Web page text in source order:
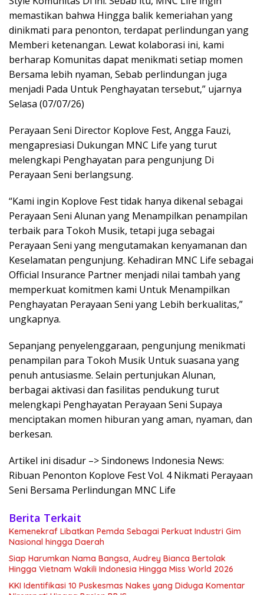
memastikan bahwa Hingga balik kemeriahan yang
dinikmati para penonton, terdapat perlindungan yang
Memberi ketenangan. Lewat kolaborasi ini, kami
berharap Komunitas dapat menikmati setiap momen
Bersama lebih nyaman, Sebab perlindungan juga
menjadi Pada Untuk Penghayatan tersebut,” ujarnya
Selasa (07/07/26)
Perayaan Seni Director Koplove Fest, Angga Fauzi,
mengapresiasi Dukungan MNC Life yang turut
melengkapi Penghayatan para pengunjung Di
Perayaan Seni berlangsung.
“Kami ingin Koplove Fest tidak hanya dikenal sebagai
Perayaan Seni Alunan yang Menampilkan penampilan
terbaik para Tokoh Musik, tetapi juga sebagai
Perayaan Seni yang mengutamakan kenyamanan dan
Keselamatan pengunjung. Kehadiran MNC Life sebagai
Official Insurance Partner menjadi nilai tambah yang
memperkuat komitmen kami Untuk Menampilkan
Penghayatan Perayaan Seni yang Lebih berkualitas,”
ungkapnya.
Sepanjang penyelenggaraan, pengunjung menikmati
penampilan para Tokoh Musik Untuk suasana yang
penuh antusiasme. Selain pertunjukan Alunan,
berbagai aktivasi dan fasilitas pendukung turut
melengkapi Penghayatan Perayaan Seni Supaya
menciptakan momen hiburan yang aman, nyaman, dan
berkesan.
Artikel ini disadur –> Sindonews Indonesia News:
Ribuan Penonton Koplove Fest Vol. 4 Nikmati Perayaan
Seni Bersama Perlindungan MNC Life
Berita Terkait
Kemenekraf Libatkan Pemda Sebagai Perkuat Industri Gim
Nasional hingga Daerah
Siap Harumkan Nama Bangsa, Audrey Bianca Bertolak
Hingga Vietnam Wakili Indonesia Hingga Miss World 2026
KKI Identifikasi 10 Puskesmas Nakes yang Diduga Komentar